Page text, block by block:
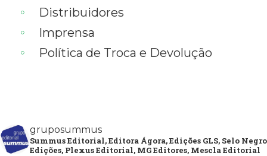
Distribuidores
Imprensa
Política de Troca e Devolução
gruposummus
Summus Editorial, Editora Ágora, Edições GLS, Selo Negro
Edições, Plexus Editorial, MG Editores, Mescla Editorial